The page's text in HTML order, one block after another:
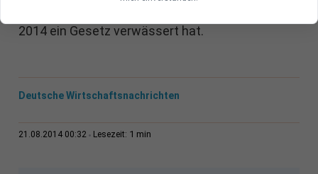
2014 ein Gesetz verwässert hat.
Deutsche Wirtschaftsnachrichten
21.08.2014 00:32 Lesezeit: 1 min